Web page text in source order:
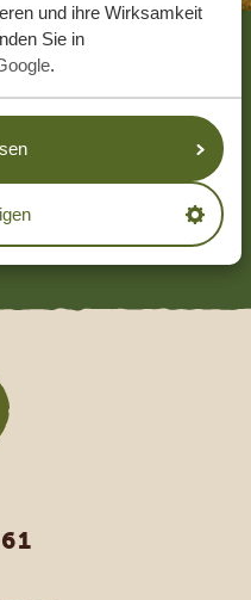
und ihre Wirksamkeit
Sie in
.
TANZANIA